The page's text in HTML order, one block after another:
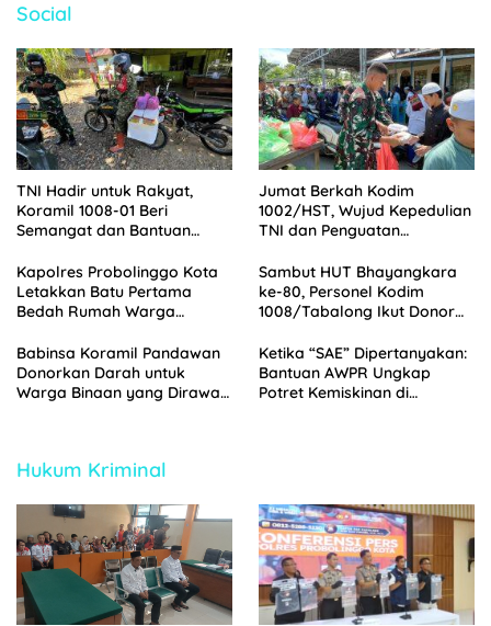
Social
TNI Hadir untuk Rakyat,
Koramil 1008-01 Beri
Semangat dan Bantuan
Jumat Berkah Kodim
1002/HST, Wujud Kepedulian
TNI dan Penguatan
Kapolres Probolinggo Kota
Letakkan Batu Pertama
Bedah Rumah Warga
HUT Bhayangkara ke-80
Sambut HUT Bhayangkara
ke-80, Personel Kodim
1008/Tabalong Ikut Donor
Babinsa Koramil Pandawan
Donorkan Darah untuk
Warga Binaan yang Dirawat
Ketika “SAE” Dipertanyakan:
Bantuan AWPR Ungkap
Potret Kemiskinan di
Hukum Kriminal